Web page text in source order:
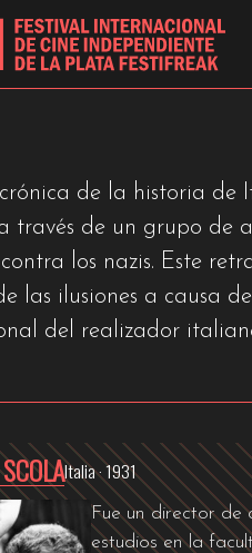
TANTO
de la historia de
través de un grupo de
contra los nazis. Este
las ilusiones a causa
del realizador
Italia · 1931
Fue un director de
estudios en la